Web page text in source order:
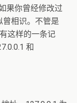
果你曾经修改过
相识。不管是
这样的一条记
和